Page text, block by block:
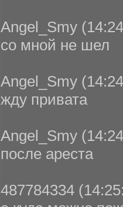
Angel_Smy
со мной не шел
Angel_Smy
жду привата
Angel_Smy
после ареста
487784334